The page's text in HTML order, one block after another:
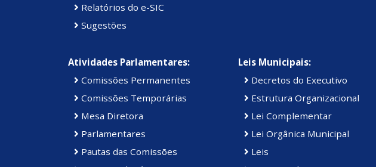
Relatórios do e-SIC
Sugestões
Atividades Parlamentares:
Comissões Permanentes
Comissões Temporárias
Mesa Diretora
Parlamentares
Pautas das Comissões
Leis Municipais:
Decretos do Executivo
Estrutura Organizacional
Lei Complementar
Lei Orgânica Municipal
Leis